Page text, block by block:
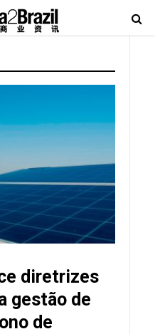
diretrizes
gestão de
de